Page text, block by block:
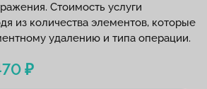
₽
Стоимость услуги
из количества элементов, которые
удалению и типа операции.